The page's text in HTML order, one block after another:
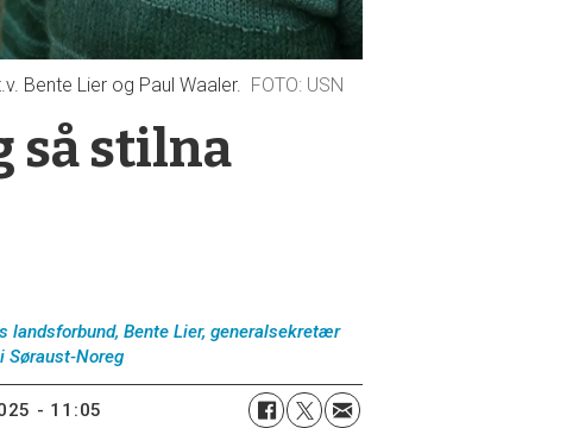
Bente Lier og Paul Waaler. USN
så stilna
landsforbund, Bente Lier, generalsekretær
Søraust-Noreg
- 11:05